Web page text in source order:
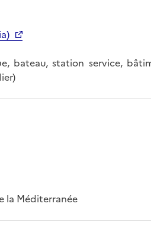
bateau, station service,
la Méditerranée